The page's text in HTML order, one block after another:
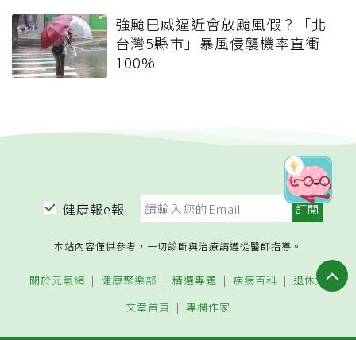
強颱巴威逼近會放颱風假？「北
台灣5縣市」暴風侵襲機率直衝
100%
健康報e報
本站內容僅供參考，一切診斷與治療請遵從醫師指導。
關於元氣網 健康聚樂部 精選專題 疾病百科
退休力
文章首頁
專欄作家